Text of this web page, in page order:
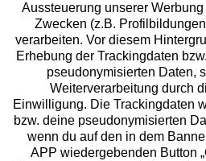
Beratung
Über uns
Rechtliches
Aussteuerung unserer
Zwecken (z.B.
verarbeiten. Vor diesem
Erhebung der Trackingdaten
pseudonymisierten Daten,
Weiterverarbeitung durch
Einwilligung. Die Trackingdaten
bzw. deine pseudonymisierten
wenn du auf den in dem
APP wiedergebenden Button